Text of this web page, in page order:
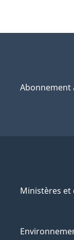
Abonnement
Ministères et